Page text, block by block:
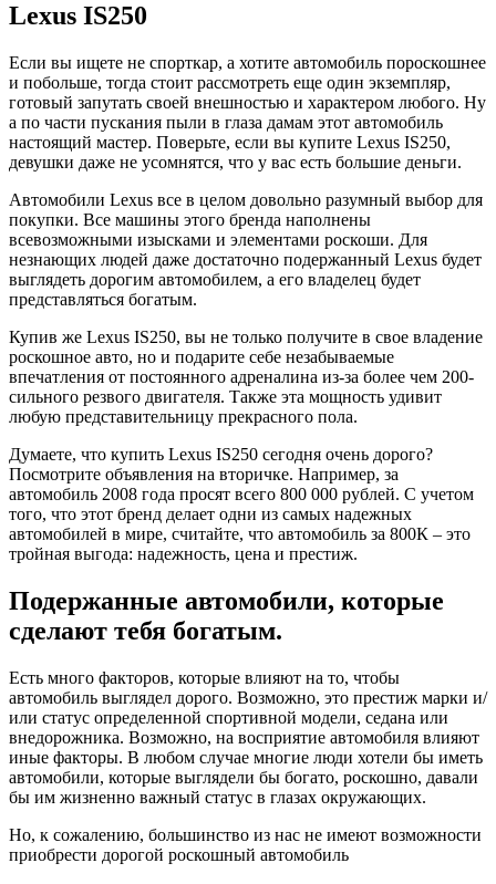
Lexus IS250
Если вы ищете не спорткар, а хотите автомобиль пороскошнее
и побольше, тогда стоит рассмотреть еще один экземпляр,
готовый запутать своей внешностью и характером любого. Ну
а по части пускания пыли в глаза дамам этот автомобиль
настоящий мастер. Поверьте, если вы купите Lexus IS250,
девушки даже не усомнятся, что у вас есть большие деньги.
Автомобили Lexus все в целом довольно разумный выбор для
покупки. Все машины этого бренда наполнены
всевозможными изысками и элементами роскоши. Для
незнающих людей даже достаточно подержанный Lexus будет
выглядеть дорогим автомобилем, а его владелец будет
представляться богатым.
Купив же Lexus IS250, вы не только получите в свое владение
роскошное авто, но и подарите себе незабываемые
впечатления от постоянного адреналина из-за более чем 200-
сильного резвого двигателя. Также эта мощность удивит
любую представительницу прекрасного пола.
Думаете, что купить Lexus IS250 сегодня очень дорого?
Посмотрите объявления на вторичке. Например, за
автомобиль 2008 года просят всего 800 000 рублей. С учетом
того, что этот бренд делает одни из самых надежных
автомобилей в мире, считайте, что автомобиль за 800К – это
тройная выгода: надежность, цена и престиж.
Подержанные автомобили, которые
сделают тебя богатым.
Есть много факторов, которые влияют на то, чтобы
автомобиль выглядел дорого. Возможно, это престиж марки и/
или статус определенной спортивной модели, седана или
внедорожника. Возможно, на восприятие автомобиля влияют
иные факторы. В любом случае многие люди хотели бы иметь
автомобили, которые выглядели бы богато, роскошно, давали
бы им жизненно важный статус в глазах окружающих.
Но, к сожалению, большинство из нас не имеют возможности
приобрести дорогой роскошный автомобиль